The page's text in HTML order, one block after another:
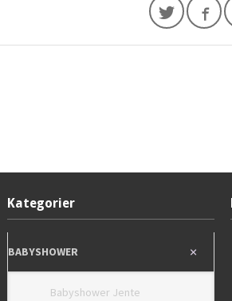
Kategorier
BABYSHOWER
Babyshower Jente